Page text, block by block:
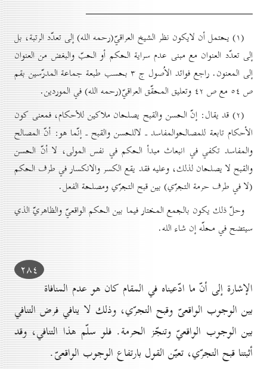
(۱) يحتمل أن لايكون نظر الشيخ العراقيّ(رحمه الله) إلى تعدّد الرتبة، بل
إلى تعدّد العنوان مع مبنى عدم سراية الحكم أو الحبّ والبغض من العنوان
إلى المعنون. راجع فوائد الاُصول ج ۳ بحسب طبعة جماعة المدرّسين بقم
ص ٥٤ مع ص ٤۲ وتعليق المحقّق العراقيّ(رحمه الله) في الموردين.
(۲) قد يقال: إنّ الحسن والقبح يصلحان ملاكين للأحكام، فمعنى كون
الأحكام تابعة للمصالحوالمفاسد ـ لاللحسن والقبح ـ إنّما هو: أنّ المصالح
والمفاسد تكفي في انبعاث مبدأ الحكم في نفس المولى، لا أنّ الحسن
والقبح لا يصلحان لذلك، وعليه فقد يقع الكسر والانكسار في طرف الحكم
(لا في طرف حرمة التجرّي) بين قبح التجرّي ومصلحة الفعل.
وحلّ ذلك يكون بالجمع المختار فيما بين الحكم الواقعيّ والظاهريّ الذي
سيتضح في محلّه إن شاء الله.
۲۸٤
الإشارة إلى أنّ ما ادّعيناه في المقام كان هو عدم المنافاة
بين الوجوب الواقعىّ وقبح التجرّي، وذلك لا ينافي فرض التنافي
بين الوجوب الواقعيّ وتنجّز الحرمة. فلو سلّم هذا التنافي، وقد
أثبتنا قبح التجرّي، تعيّن القول بارتفاع الوجوب الواقعىّ.